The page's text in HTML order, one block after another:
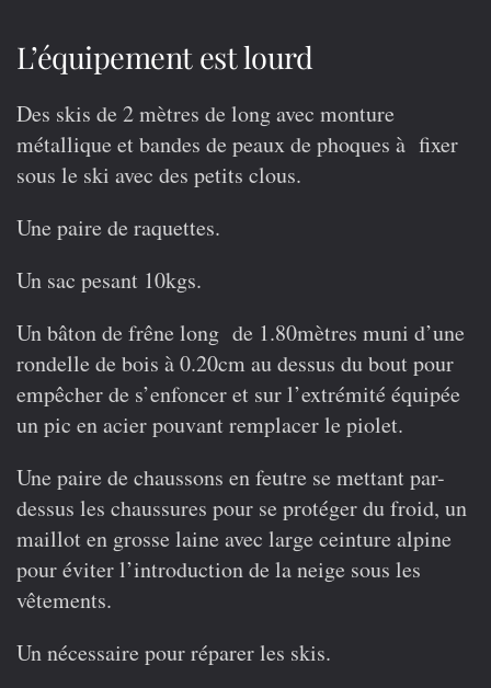
L’équipement est lourd
Des skis de 2 mètres de long avec monture
métallique et bandes de peaux de phoques à fixer
sous le ski avec des petits clous.
Une paire de raquettes.
Un sac pesant 10kgs.
Un bâton de frêne long de 1.80mètres muni d’une
rondelle de bois à 0.20cm au dessus du bout pour
empêcher de s’enfoncer et sur l’extrémité équipée
un pic en acier pouvant remplacer le piolet.
Une paire de chaussons en feutre se mettant par-
dessus les chaussures pour se protéger du froid, un
maillot en grosse laine avec large ceinture alpine
pour éviter l’introduction de la neige sous les
vêtements.
Un nécessaire pour réparer les skis.